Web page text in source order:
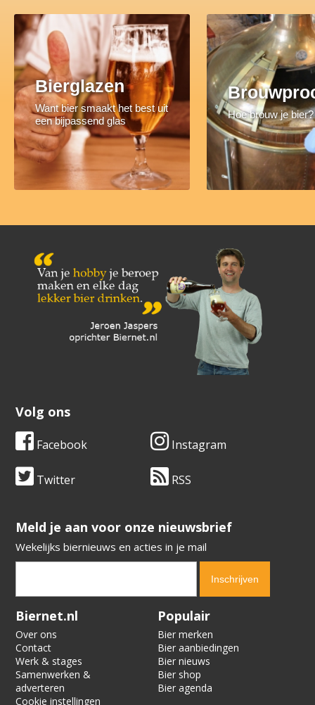
Bierglazen
Want bier smaakt het best uit
een bijpassend glas
Hoe brouw je bier?
Volg ons
Facebook Instagram
Twitter RSS
​​​​​​​Meld je aan voor onze nieuwsbrief
Wekelijks biernieuws en acties in je mail
Verification code:
Biernet.nl
Over ons
Contact
Werk & stages
Samenwerken &
adverteren
Cookie instellingen
Populair
Bier merken
Bier aanbiedingen
Bier nieuws
Bier shop
Bier agenda